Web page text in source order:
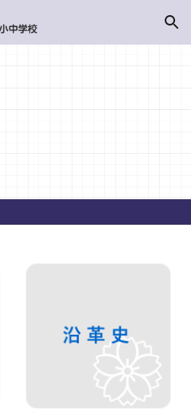
Skip to navigation